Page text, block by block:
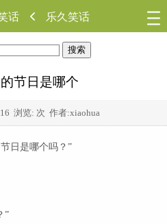
话 乐久笑话
搜索
节日是哪个
浏览: 次 作者:xiaohua
日是哪个吗？”
”